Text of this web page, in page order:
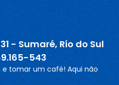
- Sumaré, Rio do Sul
543
tomar um café! Aqui não